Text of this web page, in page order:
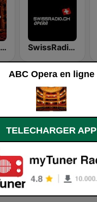
OperaRadio (MRG.fm) SwissRadio.ch Classical Opera
All Time Hits Radio Opera
ABC Opera en ligne
TELECHARGER APP